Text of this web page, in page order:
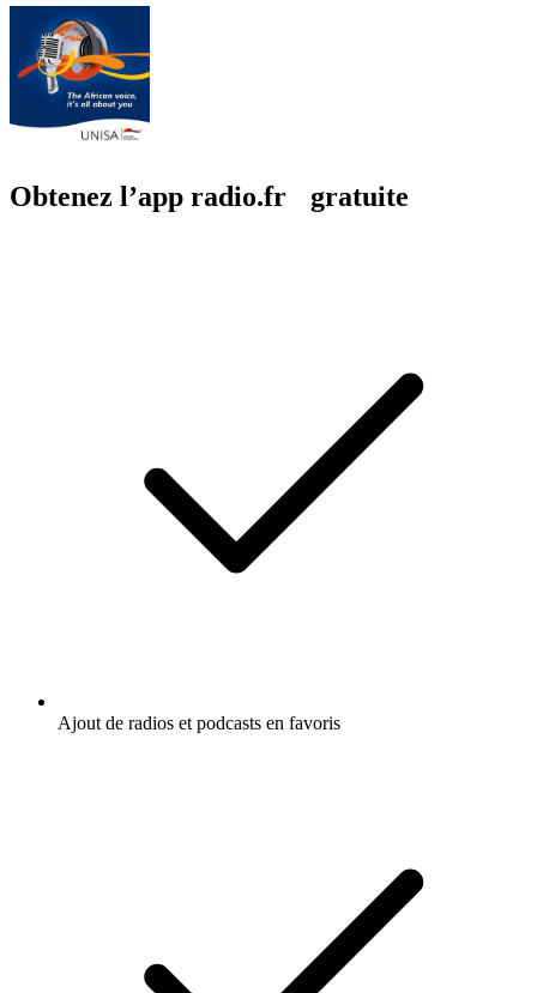
Obtenez l’app radio.fr gratuite
Ajout de radios et podcasts en favoris